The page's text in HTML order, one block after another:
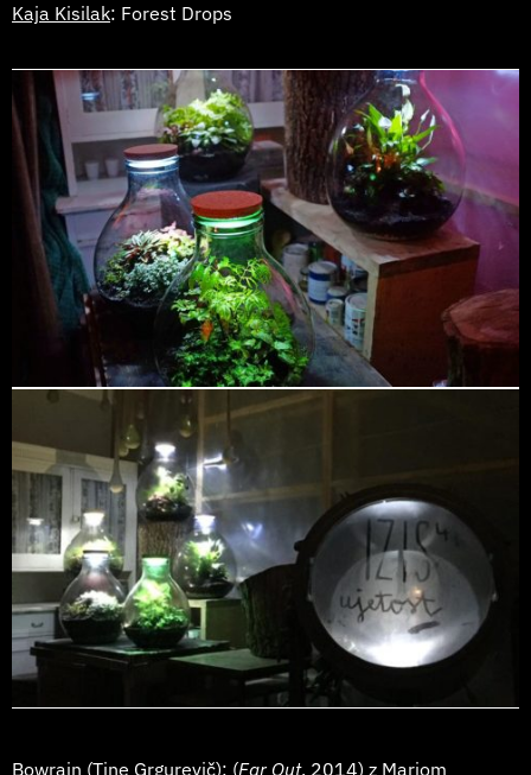
Kaja Kisilak: Forest Drops
Bowrain (Tine Grgurevič): (Far Out, 2014) z Mariom